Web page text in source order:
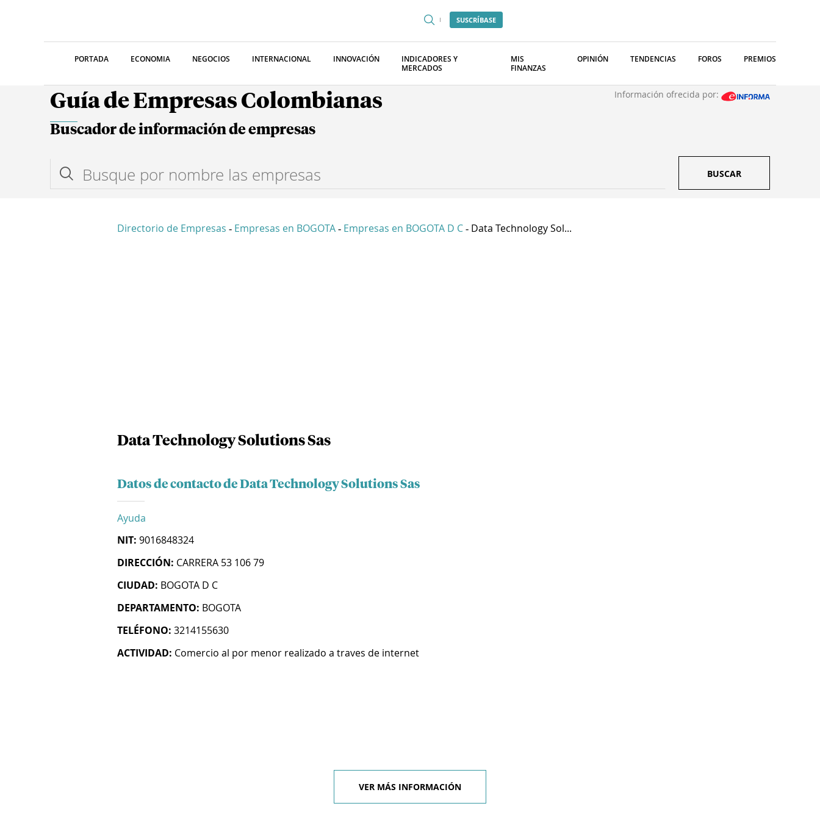
SUSCRÍBASE
PORTADA ECONOMIA NEGOCIOS INTERNACIONAL INNOVACIÓN
INDICADORES Y
MERCADOS
MIS
FINANZAS
OPINIÓN TENDENCIAS FOROS PREMIOS
Guía de Empresas Colombianas Información ofrecida por:
Buscador de información de empresas
BUSCAR
Directorio de Empresas - Empresas en BOGOTA - Empresas en BOGOTA D C - Data Technology Sol...
Data Technology Solutions Sas
Datos de contacto de Data Technology Solutions Sas
Ayuda
NIT: 9016848324
DIRECCIÓN: CARRERA 53 106 79
CIUDAD: BOGOTA D C
DEPARTAMENTO: BOGOTA
TELÉFONO: 3214155630
ACTIVIDAD: Comercio al por menor realizado a traves de internet
VER MÁS INFORMACIÓN